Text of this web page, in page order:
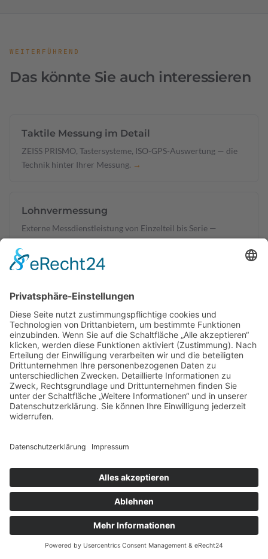
WEITERFÜHREND
Das könnte Sie auch interessieren
Taktile Messung im Detail
ZEISS PRISMO, Tastersysteme, ISO-GPS-Auswertung — die
Technik hinter Ihrer Messung. →
Lohnvermessung
Externe Messdienstleistung von Einzelteil bis Serie —
Leistungen & Ablauf.→
VDA Band 2, PPAP Level 3 — normgerecht dokumentierte
Bauteilfreigabe.→
Bauteilvermessung
3D-Messung nach Zeichnung — Frästeile, Drehteile, Guss
und mehr.→
Werkstückkalibrierung
Messtechnische Beratung
Prüfkonzepte, Bezugssystematik, Toleranzfragen — wir